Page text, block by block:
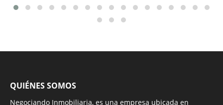
QUIÉNES SOMOS
Negociando Inmobiliaria, es una empresa ubicada en